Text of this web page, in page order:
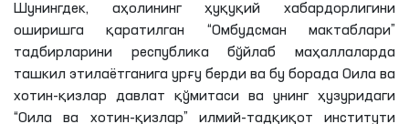
Шунингдек, аҳолининг ҳуқуқий хабардорлигини
оширишга қаратилган “Омбудсман мактаблари”
тадбирларини республика бўйлаб маҳаллаларда
ташкил этилаётганига урғу берди ва бу борада Оила ва
хотин-қизлар давлат қўмитаси ва унинг ҳузуридаги
“Оила ва хотин-қизлар” илмий-тадқиқот институти